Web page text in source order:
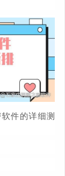
件的详细测